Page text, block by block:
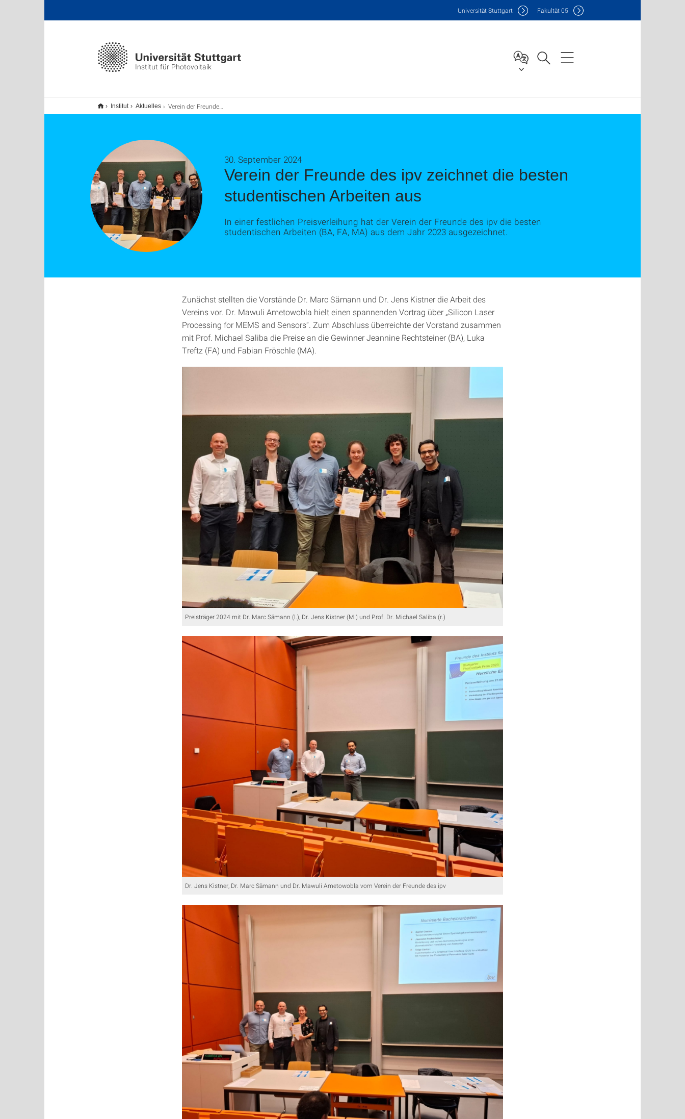
Institut für Photovoltaik
Universität Stuttgart Fakultät05
Institut Aktuelles Verein der Freunde des ipv zeichnet die besten studentischen Arbeiten aus
Verein der Freunde des ipv zeichnet die besten
studentischen Arbeiten aus
30. September 2024
In einer festlichen Preisverleihung hat der Verein der Freunde des ipv die besten
studentischen Arbeiten (BA, FA, MA) aus dem Jahr 2023 ausgezeichnet.
Zunächst stellten die Vorstände Dr. Marc Sämann und Dr. Jens Kistner die Arbeit des
Vereins vor. Dr. Mawuli Ametowobla hielt einen spannenden Vortrag über „Silicon Laser
Processing for MEMS and Sensors“. Zum Abschluss überreichte der Vorstand zusammen
mit Prof. Michael Saliba die Preise an die Gewinner Jeannine Rechtsteiner (BA), Luka
Treftz (FA) und Fabian Fröschle (MA).
Preisträger 2024 mit Dr. Marc Sämann (l.), Dr. Jens Kistner (M.) und Prof. Dr. Michael Saliba (r.)
Dr. Jens Kistner, Dr. Marc Sämann und Dr. Mawuli Ametowobla vom Verein der Freunde des ipv